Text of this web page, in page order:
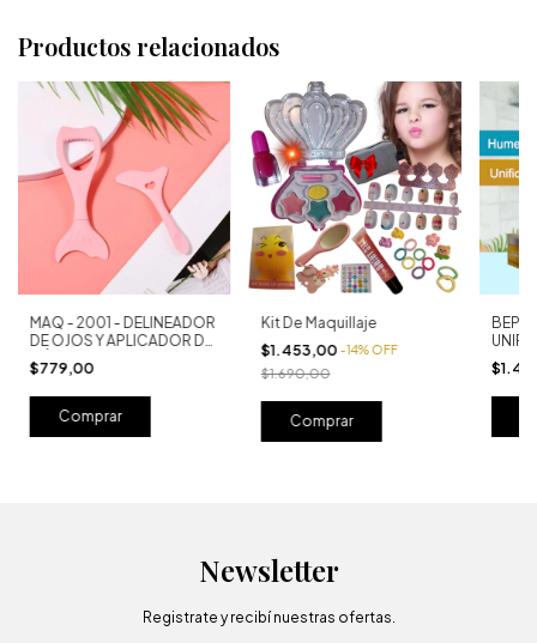
Productos relacionados
MAQ - 2001 - DELINEADOR
DE OJOS Y APLICADOR DE
MÁSCARA FACIAL
$779,00
Kit De Maquillaje
$1.453,00 -14%OFF
$1.690,00
BEP-
Newsletter
Registrate y recibí nuestras ofertas.